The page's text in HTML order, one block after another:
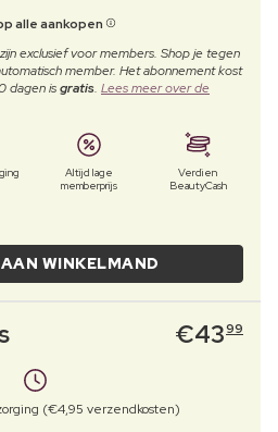
alle aankopen
exclusief voor members. Shop je tegen
member. Het abonnement kost
dagen isgratis. Lees meer over de
Altijd lage
memberprijs
Verdien
BeautyCash
WINKELMAND
€4399
(€4,95 verzendkosten)